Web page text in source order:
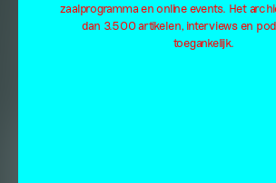
zaalprogramma en online events. Het
dan 3.500 artikelen, interviews en
toegankelijk.